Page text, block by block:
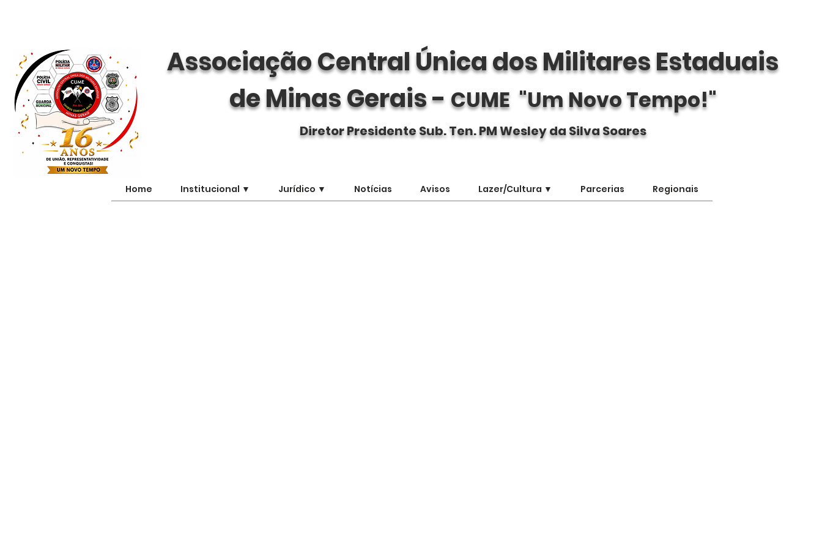
Associação Central Única dos Militares Estaduais
de Minas Gerais -CUME "Um Novo Tempo!"
Diretor Presidente Sub. Ten. PM Wesley da Silva Soares
Home Institucional ▼ Jurídico ▼ Notícias Avisos Lazer/Cultura ▼ Parcerias Regionais